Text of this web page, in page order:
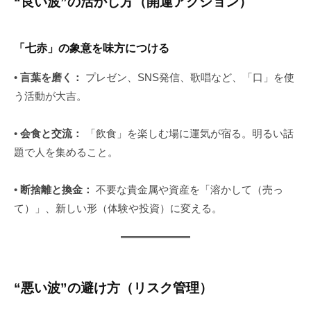
「七赤」の象意を味方につける
• 言葉を磨く：
プレゼン、SNS発信、歌唱など、「口」を使
う活動が大吉。
• 会食と交流：
「飲食」を楽しむ場に運気が宿る。明るい話
題で人を集めること。
• 断捨離と換金： 不要な貴金属や資産を「溶かして（売っ
て）」、新しい形（体験や投資）に変える。
“悪い波”の避け方（リスク管理）